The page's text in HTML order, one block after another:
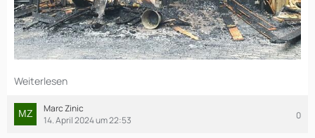
Weiterlesen
Marc Zinic
14. April 2024 um 22:53
0